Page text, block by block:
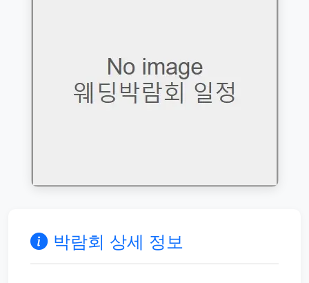
박람회 상세 정보